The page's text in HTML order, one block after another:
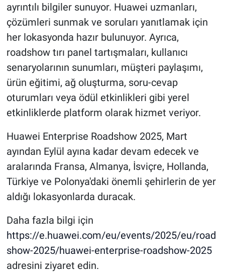
ayrıntılı bilgiler sunuyor. Huawei uzmanları,
çözümleri sunmak ve soruları yanıtlamak için
her lokasyonda hazır bulunuyor. Ayrıca,
roadshow tırı panel tartışmaları, kullanıcı
senaryolarının sunumları, müşteri paylaşımı,
ürün eğitimi, ağ oluşturma, soru-cevap
oturumları veya ödül etkinlikleri gibi yerel
etkinliklerde platform olarak hizmet veriyor.
Huawei Enterprise Roadshow 2025, Mart
ayından Eylül ayına kadar devam edecek ve
aralarında Fransa, Almanya, İsviçre, Hollanda,
Türkiye ve Polonya'daki önemli şehirlerin de yer
aldığı lokasyonlarda duracak.
Daha fazla bilgi için
https://e.huawei.com/eu/events/2025/eu/road
show-2025/huawei-enterprise-roadshow-2025
adresini ziyaret edin.